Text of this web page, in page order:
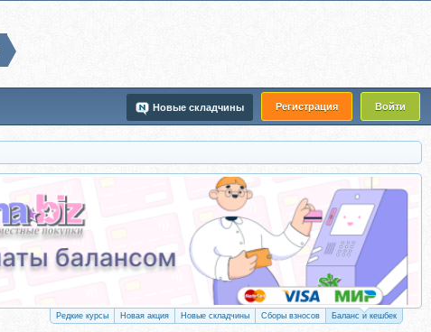
Регистрация Войти
Новые складчины
Редкие курсы Новая акция Новые складчины Сборы взносов Баланс и кешбек